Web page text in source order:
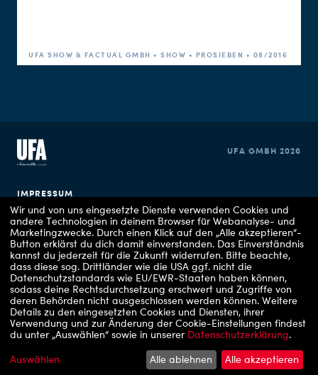
UFA SHOW & FACTUAL GMBH • SHOW • PROSIEBEN • 08/2016
IMPRESSUM
DATENSCHUTZERKLÄRUNG
COOKIE EINSTELLUNGEN
UFA GMBH 2026
Copyrights: 1 - RTL
Wir und von uns eingesetzte Dienste verwenden Cookies und
andere Technologien in deinem Browser für Webanalyse- und
Marketingzwecke. Durch einen Klick auf den „Alle akzeptieren“-
Button erklärst du dich damit einverstanden. Das Einverständnis
kannst du jederzeit für die Zukunft widerrufen. Bitte beachte,
dass diese sog. Drittländer wie die USA ggf. nicht die
Datenschutzstandards wie EU/EWR-Staaten haben können,
sodass deine Rechtsdurchsetzung erschwert und Zugriffe von
deren Behörden nicht ausgeschlossen werden können. Weitere
Details zu den eingesetzten Cookies und Diensten, ihrer
Verwendung und zur Änderung der Cookie-Einstellungen findest
du unter „Auswählen“ sowie in unserer Datenschutzerklärung.
Auswählen Alle ablehnen Alle akzeptieren